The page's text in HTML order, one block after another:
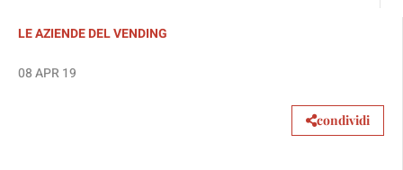
LE AZIENDE DEL VENDING
08 APR 19
condividi